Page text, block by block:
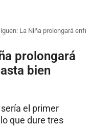
La Niña prolongará
prolongará
bien
el primer
que dure tres